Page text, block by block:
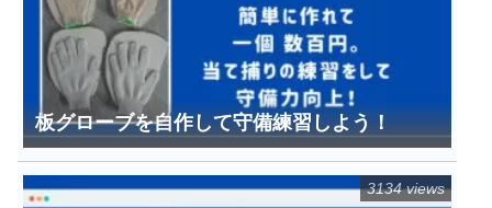
板グローブを自作して守備練習しよう！
3134 views